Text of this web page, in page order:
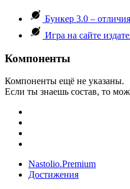
Бункер 3.0 –
Игра на сайте
Компоненты
Компоненты ещё не указаны.
Если ты знаешь состав, то
Nastolio.Premium
Достижения